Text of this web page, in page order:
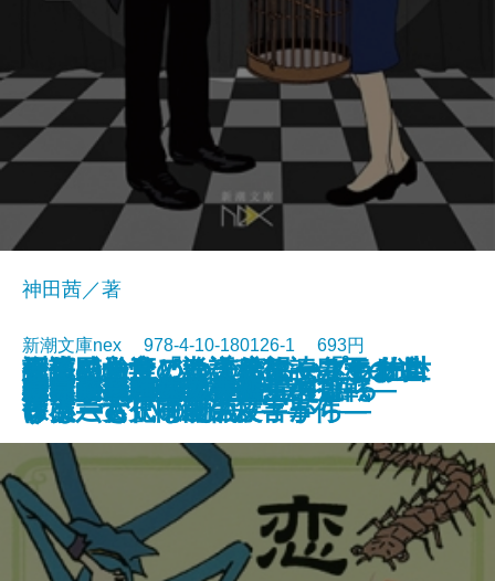
キッチン・ブルー
身体感覚で『論語』を読みなお
す。―古代中国の文字から―
鳥類学者 無謀にも恐竜を語る
七夕の雨闇―毒草師―
暗幕のゲルニカ
あこがれ
大川契り―善人長屋―
探偵AIのリアル・ディープラーニ
ング
時は止まったふりをして
一生に一度のこの恋にタネも仕掛
けもございません。
神田茜／著
新潮文庫nex 978-4-10-180126-1 693円
2018/05/29
恋せよ魂魄―僕僕先生―
砂浜に坐り込んだ船
天平の女帝 孝謙称徳―皇王の遺
し文―
超常現象―科学者たちの挑戦―
猫を拾いに
機巧のイヴ―新世界覚醒篇―
オスプレイ殺人事件
介護民俗学という希望―「すまい
るほーむ」の物語―
咲見庵三姉妹の失恋
謝るなら、いつでもおいで―佐世
保小六女児同級生殺害事件―